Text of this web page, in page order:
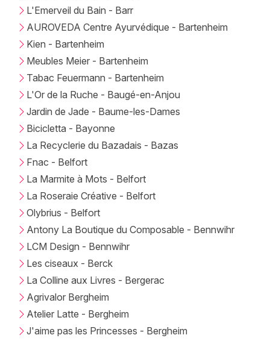
L'Emerveil du Bain - Barr
AUROVEDA Centre Ayurvédique - Bartenheim
Kien - Bartenheim
Meubles Meier - Bartenheim
Tabac Feuermann - Bartenheim
L'Or de la Ruche - Baugé-en-Anjou
Jardin de Jade - Baume-les-Dames
Bicicletta - Bayonne
La Recyclerie du Bazadais - Bazas
Fnac - Belfort
La Marmite à Mots - Belfort
La Roseraie Créative - Belfort
Olybrius - Belfort
Antony La Boutique du Composable - Bennwihr
LCM Design - Bennwihr
Les ciseaux - Berck
La Colline aux Livres - Bergerac
Agrivalor Bergheim
Atelier Latte - Bergheim
J'aime pas les Princesses - Bergheim